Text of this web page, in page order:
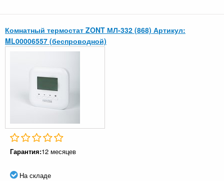
Комнатный термостат ZONT МЛ-332 (868) Артикул:
ML00006557 (беспроводной)
Гарантия:12 месяцев
На складе